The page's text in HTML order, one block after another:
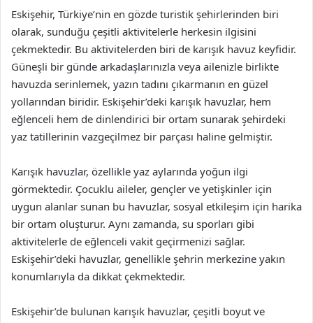
Eskişehir, Türkiye’nin en gözde turistik şehirlerinden biri
olarak, sunduğu çeşitli aktivitelerle herkesin ilgisini
çekmektedir. Bu aktivitelerden biri de karışık havuz keyfidir.
Güneşli bir günde arkadaşlarınızla veya ailenizle birlikte
havuzda serinlemek, yazın tadını çıkarmanın en güzel
yollarından biridir. Eskişehir’deki karışık havuzlar, hem
eğlenceli hem de dinlendirici bir ortam sunarak şehirdeki
yaz tatillerinin vazgeçilmez bir parçası haline gelmiştir.
Karışık havuzlar, özellikle yaz aylarında yoğun ilgi
görmektedir. Çocuklu aileler, gençler ve yetişkinler için
uygun alanlar sunan bu havuzlar, sosyal etkileşim için harika
bir ortam oluşturur. Aynı zamanda, su sporları gibi
aktivitelerle de eğlenceli vakit geçirmenizi sağlar.
Eskişehir’deki havuzlar, genellikle şehrin merkezine yakın
konumlarıyla da dikkat çekmektedir.
Eskişehir’de bulunan karışık havuzlar, çeşitli boyut ve